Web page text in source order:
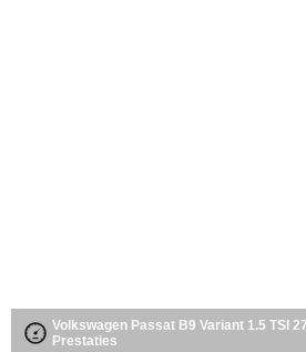
Volkswagen Passat B9 Variant 1.5 TSI
Prestaties